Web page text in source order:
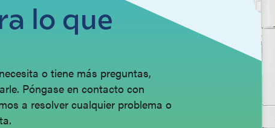
lo que
o tiene más preguntas,
Póngase en contacto con
a resolver cualquier problema o